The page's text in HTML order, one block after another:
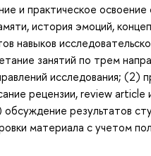
и практическое
история эмоций,
навыков
занятий по трем
исследования;
рецензии, review article
результатов
материала с учетом